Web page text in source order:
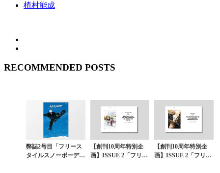
植村能成
RECOMMENDED POSTS
弊誌2号目「フリース
タイルスノーボーディ
【創刊10周年特別企
画】ISSUE 2「フリー
【創刊10周年特別企
画】ISSUE 2「フリー